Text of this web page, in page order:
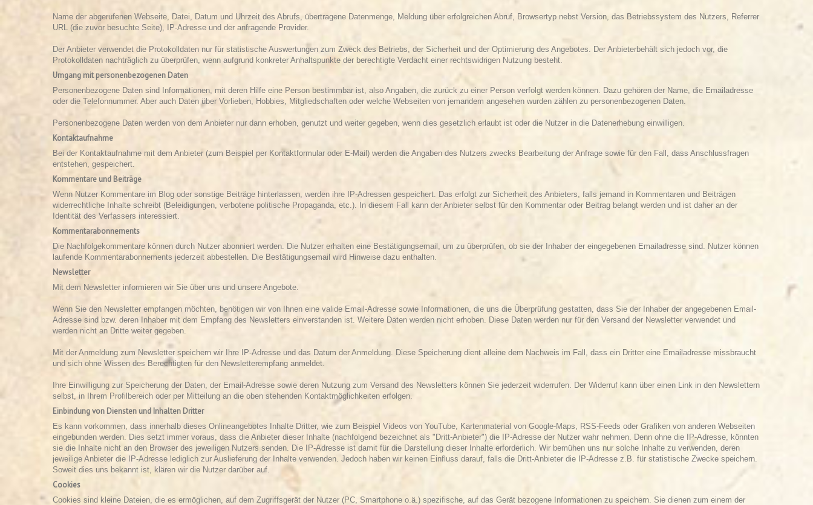
Name der abgerufenen Webseite, Datei, Datum und Uhrzeit des Abrufs, übertragene Datenmenge, Meldung über erfolgreichen Abruf, Browsertyp nebst Version, das Betriebssystem des Nutzers, Referrer
URL (die zuvor besuchte Seite), IP-Adresse und der anfragende Provider.
Der Anbieter verwendet die Protokolldaten nur für statistische Auswertungen zum Zweck des Betriebs, der Sicherheit und der Optimierung des Angebotes. Der Anbieterbehält sich jedoch vor, die
Protokolldaten nachträglich zu überprüfen, wenn aufgrund konkreter Anhaltspunkte der berechtigte Verdacht einer rechtswidrigen Nutzung besteht.
Umgang mit personenbezogenen Daten
Personenbezogene Daten sind Informationen, mit deren Hilfe eine Person bestimmbar ist, also Angaben, die zurück zu einer Person verfolgt werden können. Dazu gehören der Name, die Emailadresse
oder die Telefonnummer. Aber auch Daten über Vorlieben, Hobbies, Mitgliedschaften oder welche Webseiten von jemandem angesehen wurden zählen zu personenbezogenen Daten.
Personenbezogene Daten werden von dem Anbieter nur dann erhoben, genutzt und weiter gegeben, wenn dies gesetzlich erlaubt ist oder die Nutzer in die Datenerhebung einwilligen.
Kontaktaufnahme
Bei der Kontaktaufnahme mit dem Anbieter (zum Beispiel per Kontaktformular oder E-Mail) werden die Angaben des Nutzers zwecks Bearbeitung der Anfrage sowie für den Fall, dass Anschlussfragen
entstehen, gespeichert.
Kommentare und Beiträge
Wenn Nutzer Kommentare im Blog oder sonstige Beiträge hinterlassen, werden ihre IP-Adressen gespeichert. Das erfolgt zur Sicherheit des Anbieters, falls jemand in Kommentaren und Beiträgen
widerrechtliche Inhalte schreibt (Beleidigungen, verbotene politische Propaganda, etc.). In diesem Fall kann der Anbieter selbst für den Kommentar oder Beitrag belangt werden und ist daher an der
Identität des Verfassers interessiert.
Kommentarabonnements
Die Nachfolgekommentare können durch Nutzer abonniert werden. Die Nutzer erhalten eine Bestätigungsemail, um zu überprüfen, ob sie der Inhaber der eingegebenen Emailadresse sind. Nutzer können
laufende Kommentarabonnements jederzeit abbestellen. Die Bestätigungsemail wird Hinweise dazu enthalten.
Newsletter
Mit dem Newsletter informieren wir Sie über uns und unsere Angebote.
Wenn Sie den Newsletter empfangen möchten, benötigen wir von Ihnen eine valide Email-Adresse sowie Informationen, die uns die Überprüfung gestatten, dass Sie der Inhaber der angegebenen Email-
Adresse sind bzw. deren Inhaber mit dem Empfang des Newsletters einverstanden ist. Weitere Daten werden nicht erhoben. Diese Daten werden nur für den Versand der Newsletter verwendet und
werden nicht an Dritte weiter gegeben.
Mit der Anmeldung zum Newsletter speichern wir Ihre IP-Adresse und das Datum der Anmeldung. Diese Speicherung dient alleine dem Nachweis im Fall, dass ein Dritter eine Emailadresse missbraucht
und sich ohne Wissen des Berechtigten für den Newsletterempfang anmeldet.
Ihre Einwilligung zur Speicherung der Daten, der Email-Adresse sowie deren Nutzung zum Versand des Newsletters können Sie jederzeit widerrufen. Der Widerruf kann über einen Link in den Newslettern
selbst, in Ihrem Profilbereich oder per Mitteilung an die oben stehenden Kontaktmöglichkeiten erfolgen.
Einbindung von Diensten und Inhalten Dritter
Es kann vorkommen, dass innerhalb dieses Onlineangebotes Inhalte Dritter, wie zum Beispiel Videos von YouTube, Kartenmaterial von Google-Maps, RSS-Feeds oder Grafiken von anderen Webseiten
eingebunden werden. Dies setzt immer voraus, dass die Anbieter dieser Inhalte (nachfolgend bezeichnet als "Dritt-Anbieter") die IP-Adresse der Nutzer wahr nehmen. Denn ohne die IP-Adresse, könnten
sie die Inhalte nicht an den Browser des jeweiligen Nutzers senden. Die IP-Adresse ist damit für die Darstellung dieser Inhalte erforderlich. Wir bemühen uns nur solche Inhalte zu verwenden, deren
jeweilige Anbieter die IP-Adresse lediglich zur Auslieferung der Inhalte verwenden. Jedoch haben wir keinen Einfluss darauf, falls die Dritt-Anbieter die IP-Adresse z.B. für statistische Zwecke speichern.
Soweit dies uns bekannt ist, klären wir die Nutzer darüber auf.
Cookies
Cookies sind kleine Dateien, die es ermöglichen, auf dem Zugriffsgerät der Nutzer (PC, Smartphone o.ä.) spezifische, auf das Gerät bezogene Informationen zu speichern. Sie dienen zum einem der